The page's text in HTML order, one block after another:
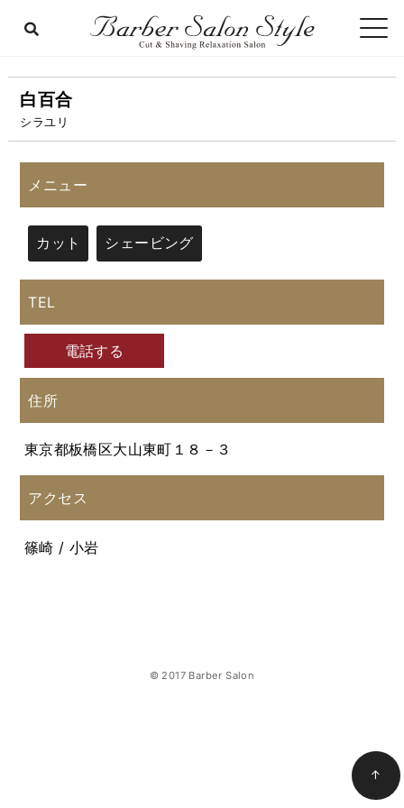
白百合
シラユリ
メニュー
カット シェービング
TEL
電話する
住所
東京都板橋区大山東町１８－３
アクセス
篠崎 / 小岩
© 2017 Barber Salon
↑